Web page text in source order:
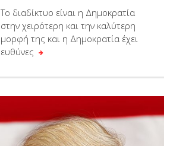
Το διαδίκτυο είναι η Δημοκρατία
στην χειρότερη και την καλύτερη
μορφή της και η Δημοκρατία έχει
ευθύνες